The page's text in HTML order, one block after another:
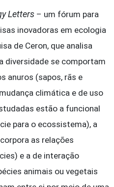
Letters – um fórum para
inovadoras em ecologia
de Ceron, que analisa
diversidade se comportam
anuros (sapos, rãs e
climática e de uso
estão a funcional
para o ecossistema), a
as relações
e a de interação
animais ou vegetais